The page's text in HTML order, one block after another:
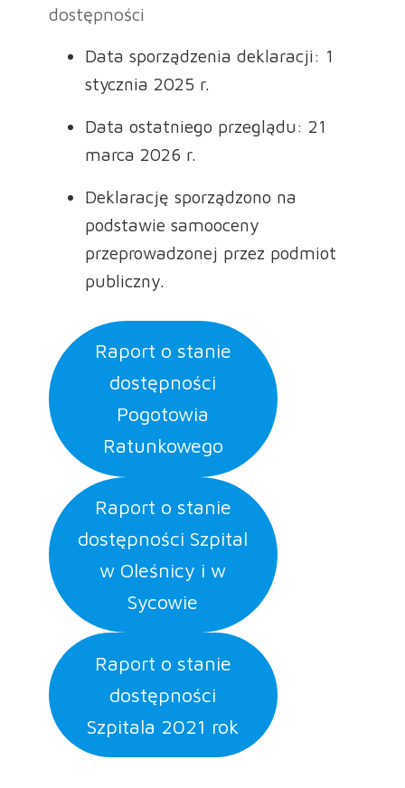
dostępności
Data sporządzenia deklaracji: 1
stycznia 2025 r.
Data ostatniego przeglądu: 21
marca 2026 r.
Deklarację sporządzono na
podstawie samooceny
przeprowadzonej przez podmiot
publiczny.
Raport o stanie
dostępności
Pogotowia
Ratunkowego
Raport o stanie
dostępności Szpital
w Oleśnicy i w
Sycowie
Raport o stanie
dostępności
Szpitala 2021 rok